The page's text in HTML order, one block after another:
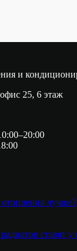
и
25, 6 этаж
лучше?
ставят